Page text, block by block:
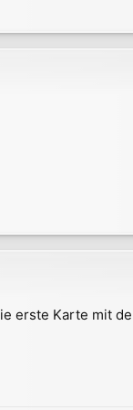
erste Karte mit